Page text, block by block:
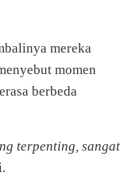
mereka
momen
berbeda
terpenting, sangat